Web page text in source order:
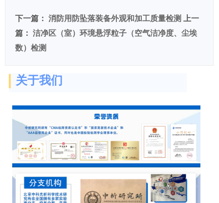
下一篇： 消防用防坠落装备外观和加工质量检测
上一
篇： 洁净区（室）环境悬浮粒子（空气洁净度、尘埃
数）检测
关于我们